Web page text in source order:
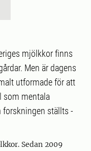
mjölkkor finns
Men är dagens
utformade för att
som mentala
forskningen ställts -
Sedan 2009